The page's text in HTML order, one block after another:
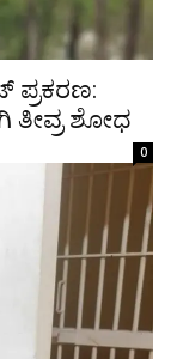
ಪ್ರಕರಣ:
ಶೋಧ
0